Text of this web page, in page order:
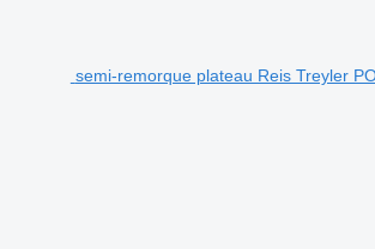
semi-remorque plateau Reis Treyler